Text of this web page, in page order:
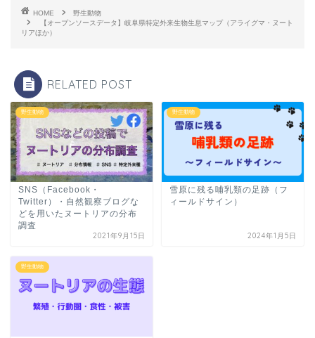
HOME
野生動物
【オープンソースデータ】岐阜県特定外来生物生息マップ（アライグマ・ヌート
リアほか）
RELATED POST
野生動物
SNS（Facebook・
Twitter）・自然観察ブログな
どを用いたヌートリアの分布
調査
2021年9月15日
野生動物
雪原に残る哺乳類の足跡（フ
ィールドサイン）
2024年1月5日
野生動物